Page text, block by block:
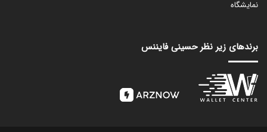
نمایشگاه
برندهای زیر نظر حسینی فایننس